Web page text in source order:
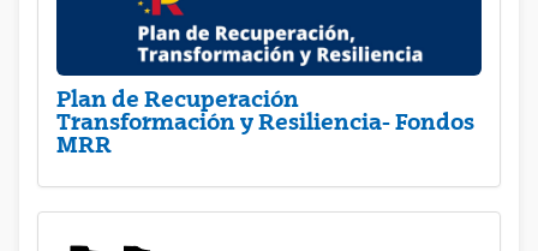
Plan de Recuperación
Transformación y Resiliencia- Fondos
MRR